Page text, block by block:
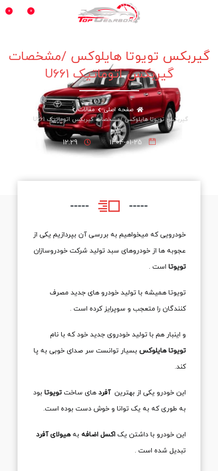
0
0
گیربکس تویوتا هایلوکس /مشخصات
گیربکس اتوماتیک U661
صفحه اصلی
مقالات
گیربکس تویوتا هایلوکس /مشخصات گیربکس اتوماتیک U661
1404-01-25
12:29
خودرویی که میخواهیم به بررسی آن بپردازیم یکی از
عجوبه ها از خودروهای سبد تولید شرکت خودروسازان
تویوتا است .
تویوتا همیشه با تولید خودرو های جدید مصرف
کنندگان را متعجب و سوپرایز کرده است .
و اینبار هم با تولید خودروی جدید خود که با نام
تویوتا هایلوکسبسیار توانست سر صدای خوبی به پا
کند.
این خودرو یکی از بهترینآفردهای ساخت تویوتابود
به طوری که به یک توانا و خوش دست بوده است.
این خودرو با داشتن یک اکسل اضافه بههیولای آفرد
تبدیل شده است .